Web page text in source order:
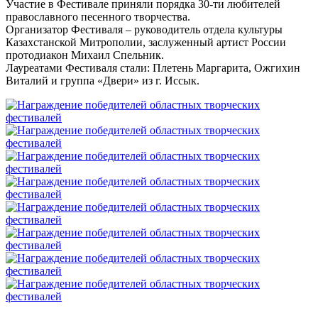
Участие в Фестивале приняли порядка 30-ти любителей
православного песенного творчества.
Организатор Фестиваля – руководитель отдела культуры
Казахстанской Митрополии, заслуженный артист России
протодиакон Михаил Спельник.
Лауреатами Фестиваля стали: Плетень Маргарита, Ожгихин
Виталий и группа «Двери» из г. Иссык.